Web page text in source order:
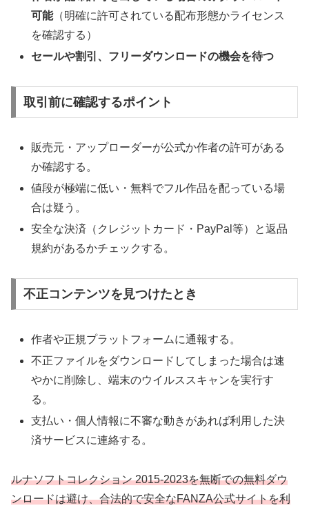
可能（明確に許可されている配布形態かライセンス
を確認する）
セールや割引、フリーダウンロードの機会を待つ
取引前に確認するポイント
販売元・アップローダーが公式か作者の許可がある
か確認する。
値段が極端に低い・無料でフル作品を配っている場
合は疑う。
安全な決済（クレジットカード・PayPal等）と返品
規約があるかチェックする。
不正コンテンツを見つけたとき
作者や正規プラットフォームに通報する。
不正ファイルをダウンロードしてしまった場合は速
やかに削除し、端末のウイルススキャンを実行す
る。
支払い・個人情報に不審な動きがあれば利用した決
済サービスに連絡する。
ルナソフトコレクション 2015-2023を無断での無料ダウ
ンロードは避け、合法的で安全なFANZA公式サイトを利